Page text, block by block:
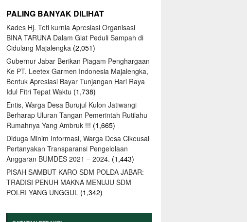
PALING BANYAK DILIHAT
Kades Hj. Teti kurnia Apresiasi Organisasi
BINA TARUNA Dalam Giat Peduli Sampah di
Cidulang Majalengka (2,051)
Gubernur Jabar Berikan Piagam Penghargaan
Ke PT. Leetex Garmen Indonesia Majalengka,
Bentuk Apresiasi Bayar Tunjangan Hari Raya
Idul Fitri Tepat Waktu (1,738)
Entis, Warga Desa Burujul Kulon Jatiwangi
Berharap Uluran Tangan Pemerintah Rutilahu
Rumahnya Yang Ambruk !!! (1,665)
Diduga Minim Informasi, Warga Desa Cikeusal
Pertanyakan Transparansi Pengelolaan
Anggaran BUMDES 2021 – 2024. (1,443)
PISAH SAMBUT KARO SDM POLDA JABAR:
TRADISI PENUH MAKNA MENUJU SDM
POLRI YANG UNGGUL (1,342)